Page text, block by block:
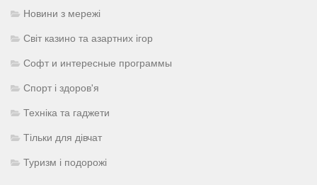
Новини з мережі
Світ казино та азартних ігор
Софт и интересные программы
Спорт і здоров'я
Техніка та гаджети
Тільки для дівчат
Туризм і подорожі